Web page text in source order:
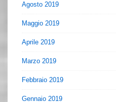
Agosto 2019
Maggio 2019
Aprile 2019
Marzo 2019
Febbraio 2019
Gennaio 2019